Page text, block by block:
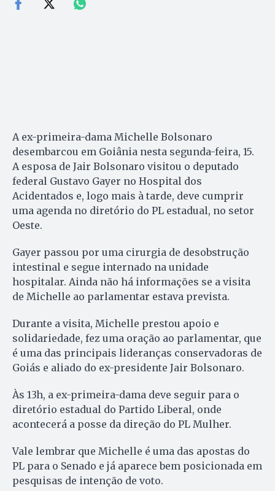
A ex-primeira-dama Michelle Bolsonaro
desembarcou em Goiânia nesta segunda-feira, 15.
A esposa de Jair Bolsonaro visitou o deputado
federal Gustavo Gayer no Hospital dos
Acidentados e, logo mais à tarde, deve cumprir
uma agenda no diretório do PL estadual, no setor
Oeste.
Gayer passou por uma cirurgia de desobstrução
intestinal e segue internado na unidade
hospitalar. Ainda não há informações se a visita
de Michelle ao parlamentar estava prevista.
Durante a visita, Michelle prestou apoio e
solidariedade, fez uma oração ao parlamentar, que
é uma das principais lideranças conservadoras de
Goiás e aliado do ex-presidente Jair Bolsonaro.
Às 13h, a ex-primeira-dama deve seguir para o
diretório estadual do Partido Liberal, onde
acontecerá a posse da direção do PL Mulher.
Vale lembrar que Michelle é uma das apostas do
PL para o Senado e já aparece bem posicionada em
pesquisas de intenção de voto.